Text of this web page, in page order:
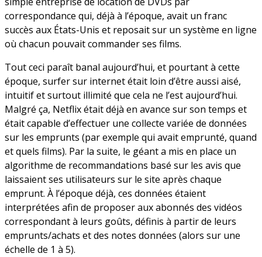
correspondance qui, déjà à l’époque, avait un franc
succès aux États-Unis et reposait sur un système en ligne
où chacun pouvait commander ses films.
Tout ceci paraît banal aujourd’hui, et pourtant à cette
époque, surfer sur internet était loin d’être aussi aisé,
intuitif et surtout illimité que cela ne l’est aujourd’hui.
Malgré ça, Netflix était déjà en avance sur son temps et
était capable d’effectuer une collecte variée de données
sur les emprunts (par exemple qui avait emprunté, quand
et quels films). Par la suite, le géant a mis en place un
algorithme de recommandations basé sur les avis que
laissaient ses utilisateurs sur le site après chaque
emprunt. À l’époque déjà, ces données étaient
interprétées afin de proposer aux abonnés des vidéos
correspondant à leurs goûts, définis à partir de leurs
emprunts/achats et des notes données (alors sur une
échelle de 1 à 5).